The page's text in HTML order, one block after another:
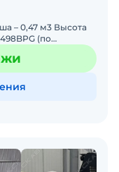
м3 Высота
(по
62 л.с. Габ